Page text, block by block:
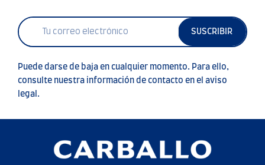
SUSCRIBIR
Puede darse de baja en cualquier momento. Para ello,
consulte nuestra información de contacto en el aviso
legal.